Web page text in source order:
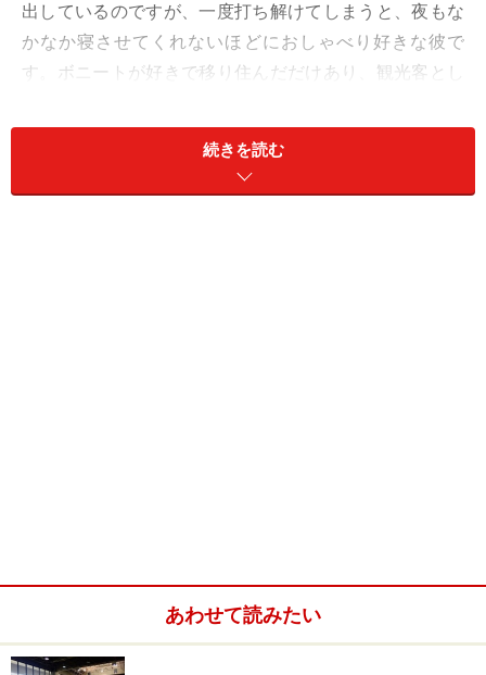
出しているのですが、一度打ち解けてしまうと、夜もな
かなか寝させてくれないほどにおしゃべり好きな彼で
す。ボニートが好きで移り住んだだけあり、観光客とし
豊富ですよ。
唯一の共同スペースであるリビングで出される朝食も、
※上記データは記事公開時点のものです。
い。
続きを読む
あわせて読みたい